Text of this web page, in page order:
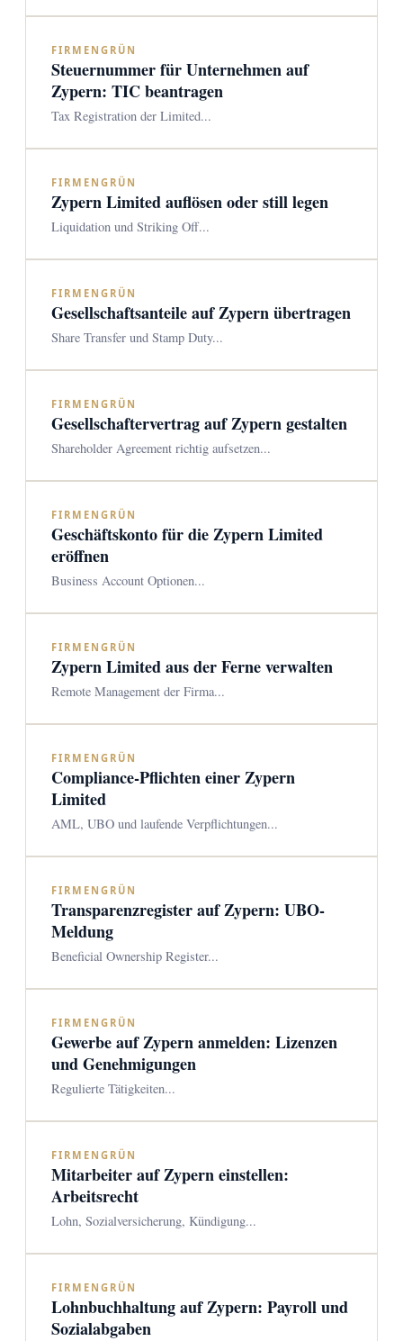
FIRMENGRÜN
Steuernummer für Unternehmen auf
Zypern: TIC beantragen
Tax Registration der Limited...
FIRMENGRÜN
Zypern Limited auflösen oder still legen
Liquidation und Striking Off...
FIRMENGRÜN
Gesellschaftsanteile auf Zypern übertragen
Share Transfer und Stamp Duty...
FIRMENGRÜN
Gesellschaftervertrag auf Zypern gestalten
Shareholder Agreement richtig aufsetzen...
FIRMENGRÜN
Geschäftskonto für die Zypern Limited
eröffnen
Business Account Optionen...
FIRMENGRÜN
Zypern Limited aus der Ferne verwalten
Remote Management der Firma...
FIRMENGRÜN
Compliance-Pflichten einer Zypern
Limited
AML, UBO und laufende Verpflichtungen...
FIRMENGRÜN
Transparenzregister auf Zypern: UBO-
Meldung
Beneficial Ownership Register...
FIRMENGRÜN
Gewerbe auf Zypern anmelden: Lizenzen
und Genehmigungen
Regulierte Tätigkeiten...
FIRMENGRÜN
Mitarbeiter auf Zypern einstellen:
Arbeitsrecht
Lohn, Sozialversicherung, Kündigung...
FIRMENGRÜN
Lohnbuchhaltung auf Zypern: Payroll und
Sozialabgaben